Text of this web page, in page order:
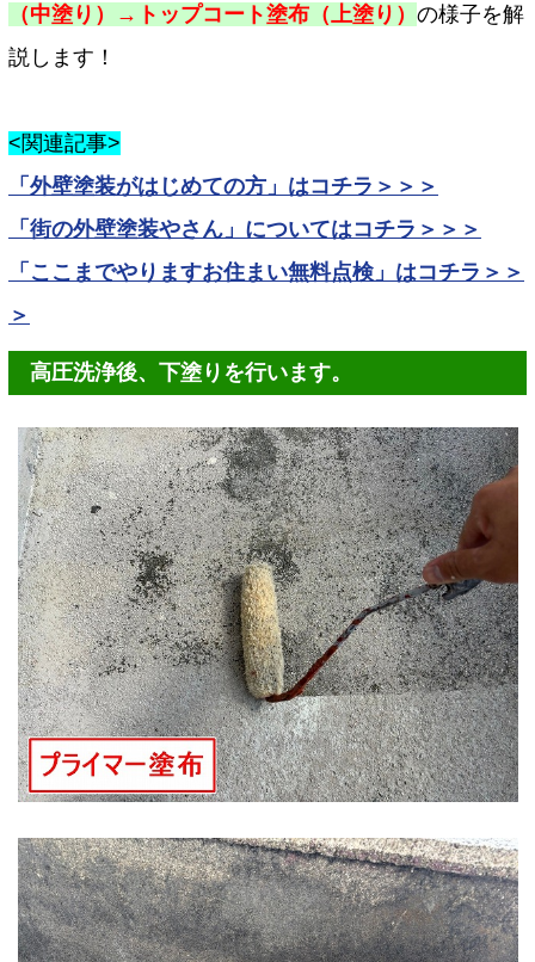
（中塗り）→トップコート塗布（上塗り） の様子を解
説します！
<関連記事>
「外壁塗装がはじめての方」はコチラ＞＞＞
「街の外壁塗装やさん」についてはコチラ＞＞＞
「ここまでやりますお住まい無料点検」はコチラ＞＞
＞
高圧洗浄後、下塗りを行います。